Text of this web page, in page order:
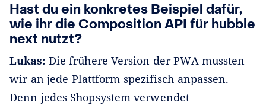
Hast du ein konkretes Beispiel dafür,
wie ihr die Composition API für hubble
next nutzt?
Lukas: Die frühere Version der PWA mussten
wir an jede Plattform spezifisch anpassen.
Denn jedes Shopsystem verwendet